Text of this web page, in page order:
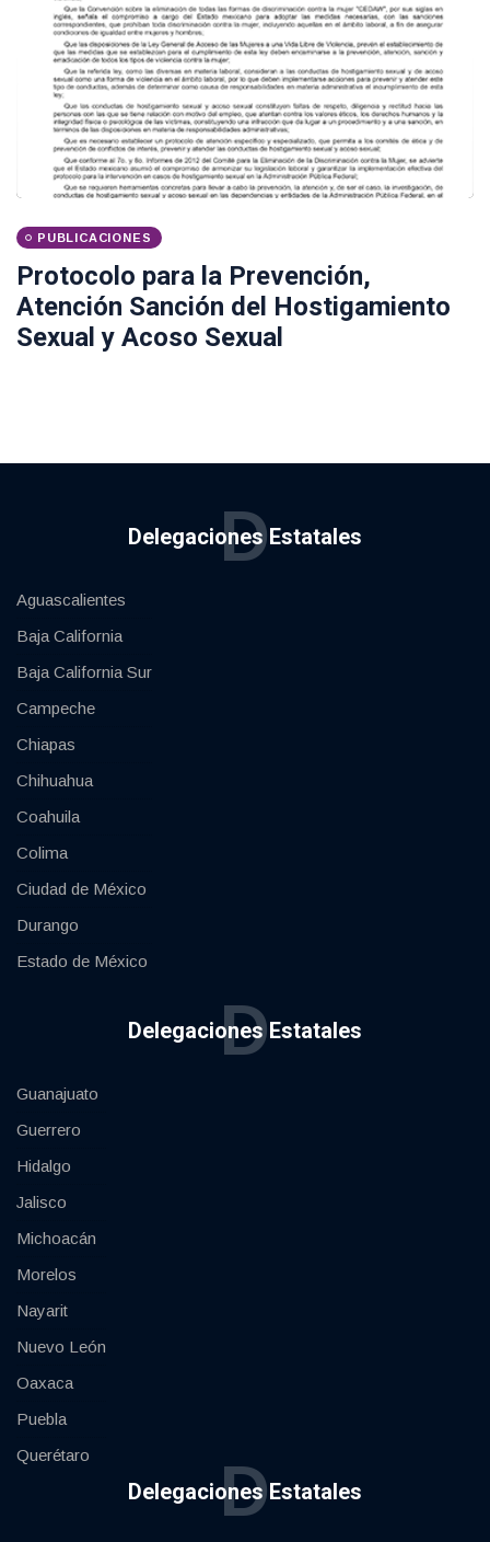
PUBLICACIONES
Protocolo para la Prevención,
Atención Sanción del Hostigamiento
Sexual y Acoso Sexual
Delegaciones Estatales
D
Aguascalientes
Baja California
Baja California Sur
Campeche
Chiapas
Chihuahua
Coahuila
Colima
Ciudad de México
Durango
Estado de México
Delegaciones Estatales
D
Guanajuato
Guerrero
Hidalgo
Jalisco
Michoacán
Morelos
Nayarit
Nuevo León
Oaxaca
Puebla
Querétaro
Delegaciones Estatales
D